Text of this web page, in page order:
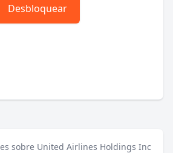
Desbloquear
sobre United Airlines Holdings Inc